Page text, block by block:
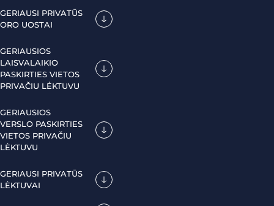
GERIAUSI PRIVATŪS
ORO UOSTAI
GERIAUSIOS
LAISVALAIKIO
PASKIRTIES VIETOS
PRIVAČIU LĖKTUVU
GERIAUSIOS
VERSLO PASKIRTIES
VIETOS PRIVAČIU
LĖKTUVU
GERIAUSI PRIVATŪS
LĖKTUVAI